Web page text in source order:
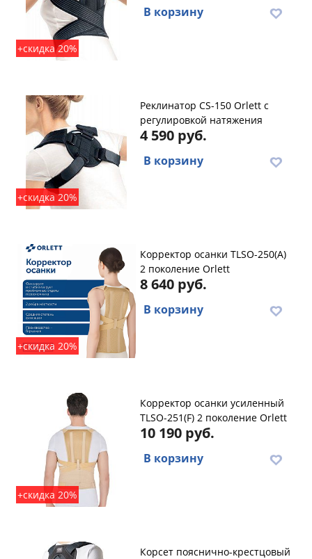
+скидка 20%
В корзину
+скидка 20%
Реклинатор CS-150 Orlett с
регулировкой натяжения
4 590 руб.
В корзину
+скидка 20%
Корректор осанки TLSO-250(A)
2 поколение Orlett
8 640 руб.
В корзину
+скидка 20%
Корректор осанки усиленный
TLSO-251(F) 2 поколение Orlett
10 190 руб.
В корзину
Корсет пояснично-крестцовый